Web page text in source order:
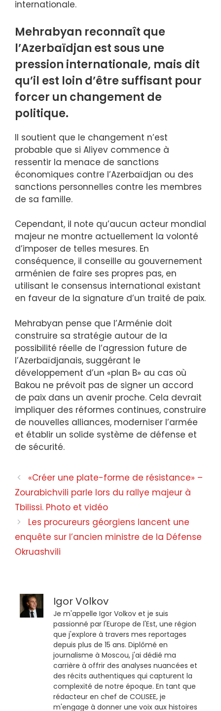
internationale.
Mehrabyan reconnaît que
l’Azerbaïdjan est sous une
pression internationale, mais dit
qu’il est loin d’être suffisant pour
forcer un changement de
politique.
Il soutient que le changement n’est
probable que si Aliyev commence à
ressentir la menace de sanctions
économiques contre l’Azerbaïdjan ou des
sanctions personnelles contre les membres
de sa famille.
Cependant, il note qu’aucun acteur mondial
majeur ne montre actuellement la volonté
d’imposer de telles mesures. En
conséquence, il conseille au gouvernement
arménien de faire ses propres pas, en
utilisant le consensus international existant
en faveur de la signature d’un traité de paix.
Mehrabyan pense que l’Arménie doit
construire sa stratégie autour de la
possibilité réelle de l’agression future de
l’Azerbaïdjanais, suggérant le
développement d’un «plan B» au cas où
Bakou ne prévoit pas de signer un accord
de paix dans un avenir proche. Cela devrait
impliquer des réformes continues, construire
de nouvelles alliances, moderniser l’armée
et établir un solide système de défense et
de sécurité.
«Créer une plate-forme de résistance» –
Zourabichvili parle lors du rallye majeur à
Tbilissi. Photo et vidéo
Les procureurs géorgiens lancent une
enquête sur l’ancien ministre de la Défense
Okruashvili
Igor Volkov
Je m'appelle Igor Volkov et je suis
passionné par l'Europe de l'Est, une région
que j'explore à travers mes reportages
depuis plus de 15 ans. Diplômé en
journalisme à Moscou, j'ai dédié ma
carrière à offrir des analyses nuancées et
des récits authentiques qui capturent la
complexité de notre époque. En tant que
rédacteur en chef de COLISEE, je
m'engage à donner une voix aux histoires